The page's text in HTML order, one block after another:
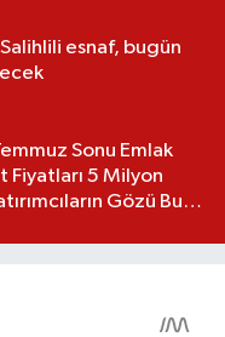
Salihlili esnaf, bugün
Sonu Emlak
Fiyatları 5 Milyon
Gözü Bu